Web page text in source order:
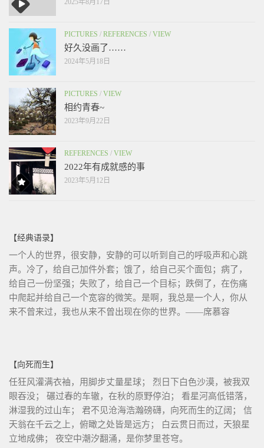
2025年8月17日
PICTURES / REFERENCES / VIEW
好久没画了……
2024年5月18日
PICTURES / VIEW
相约青春~
2023年9月22日
REFERENCES / VIEW
2022年有成就感的事
2023年5月12日
【经典语录】
一个人的世界，很安静，安静的可以听到自己的呼吸声和心跳
声。冷了，给自己加件外套；饿了，给自己买个面包；病了，
给自己一份坚强；失败了，给自己一个目标；跌倒了，在伤痛
中爬起并给自己一个宽容的微笑。是啊，我总是一个人，你从
来不曾来过，我也从来不曾出现在你的世界。——席慕容
【向死而生】
任狂风灌满衣袖，用脚步丈量星球； 烈日下白色沙漠，被我双
眼吞没； 碾过春的车辙，在秋的原野停泊； 看星河高低错落，
淋湿我的过山车； 君不见沧海浩瀚磅礴，向死而生的辽阔； 信
天翁在千云之上，俯瞰之处皆是远方； 白云贯日而过，天狼星
立地成佛； 夜空中潮汐翻涌，是你梦里苍穹。